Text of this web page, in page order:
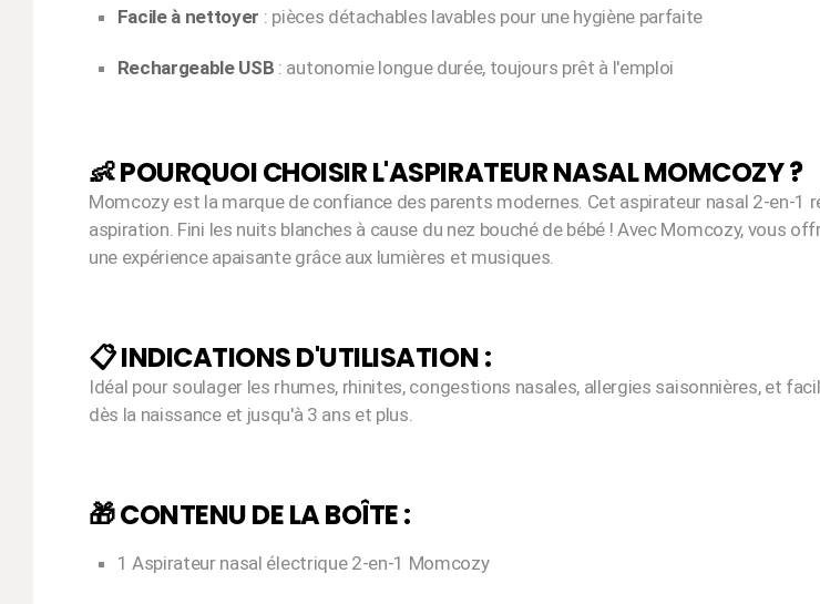
Facile à nettoyer : pièces détachables lavables pour une hygiène parfaite
Rechargeable USB : autonomie longue durée, toujours prêt à l'emploi
👶 POURQUOI CHOISIR L'ASPIRATEUR NASAL MOMCOZY ?
Momcozy est la marque de confiance des parents modernes. Cet aspirateur nasal 2-en-1
aspiration. Fini les nuits blanches à cause du nez bouché de bébé ! Avec Momcozy, vous
une expérience apaisante grâce aux lumières et musiques.
📋 INDICATIONS D'UTILISATION :
Idéal pour soulager les rhumes, rhinites, congestions nasales, allergies saisonnières, et
dès la naissance et jusqu'à 3 ans et plus.
🎁 CONTENU DE LA BOÎTE :
1 Aspirateur nasal électrique 2-en-1 Momcozy